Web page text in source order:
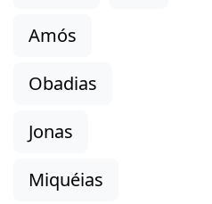
Amós
Obadias
Jonas
Miquéias